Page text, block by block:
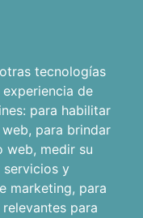
tecnologías
de
para habilitar
, para brindar
web, medir su
servicios y
marketing, para
para